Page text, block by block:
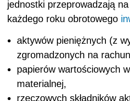
jednostki przeprowadzają
każdego roku obrotowego
aktywów pieniężnych (z
zgromadzonych na
papierów wartościowych
materialnej,
rzeczowych składników